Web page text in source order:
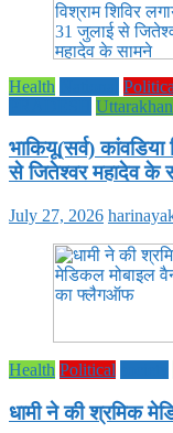
Health
भाकियू(सर्व) कांवडिया
से जितेश्वर महादेव के
July 27, 2026
Health Political
धामी ने की श्रमिक